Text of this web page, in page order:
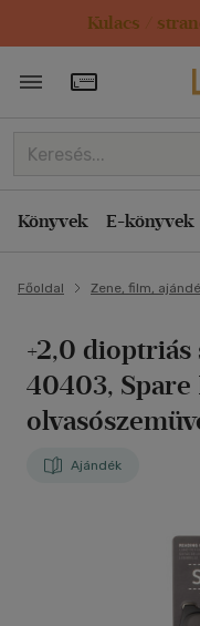
Kulacs /
Törzsvásárlói
Könyvek E-könyvek
Főoldal Zene, film,
+2,0 dioptriás
40403, Spare
Ajándék